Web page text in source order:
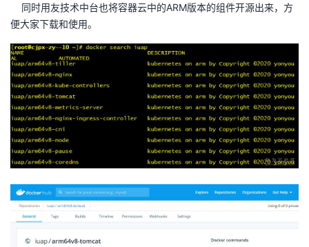
同时用友技术中台也将容器云中的ARM版本的组件开源出来，方
便大家下载和使用。